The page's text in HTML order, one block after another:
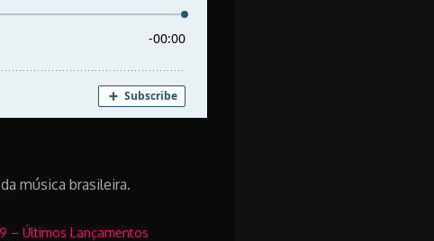
música brasileira.
– Últimos Lançamentos